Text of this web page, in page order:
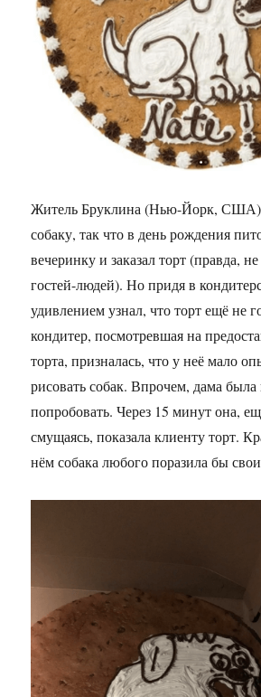
Житель Бруклина (Нью-Йорк, США)
собаку, так что в день рождения
вечеринку и заказал торт (правда,
гостей-людей). Но придя в
удивлением узнал, что торт ещё не
кондитер, посмотревшая на
торта, призналась, что у неё мало
рисовать собак. Впрочем, дама была
попробовать. Через 15 минут она,
смущаясь, показала клиенту торт.
нём собака любого поразила бы